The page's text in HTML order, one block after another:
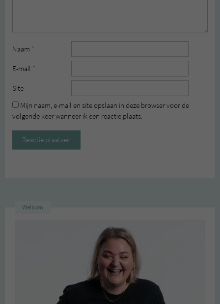
Naam *
E-mail *
Site
Mijn naam, e-mail en site opslaan in deze browser voor de
volgende keer wanneer ik een reactie plaats.
Welkom